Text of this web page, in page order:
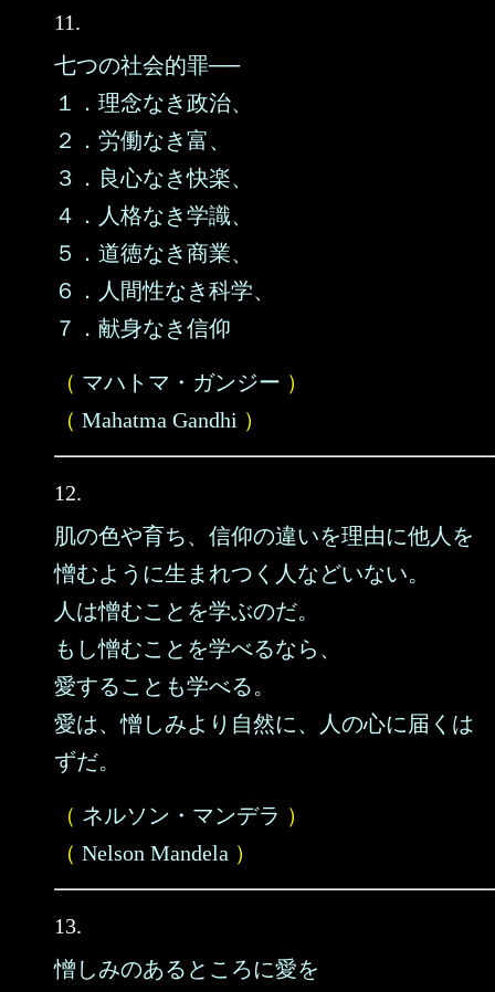
11.
七つの社会的罪──
１．理念なき政治、
２．労働なき富、
３．良心なき快楽、
４．人格なき学識、
５．道徳なき商業、
６．人間性なき科学、
７．献身なき信仰
（ マハトマ・ガンジー ）
（ Mahatma Gandhi ）
12.
肌の色や育ち、信仰の違いを理由に他人を
憎むように生まれつく人などいない。
人は憎むことを学ぶのだ。
もし憎むことを学べるなら、
愛することも学べる。
愛は、憎しみより自然に、人の心に届くは
ずだ。
（ ネルソン・マンデラ ）
（ Nelson Mandela ）
13.
憎しみのあるところに愛を